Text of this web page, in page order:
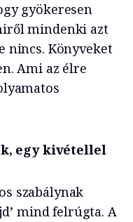
gyökeresen
mindenki azt
nincs. Könyveket
Ami az élre
egy kivétellel
szabálynak
mind felrúgta. A